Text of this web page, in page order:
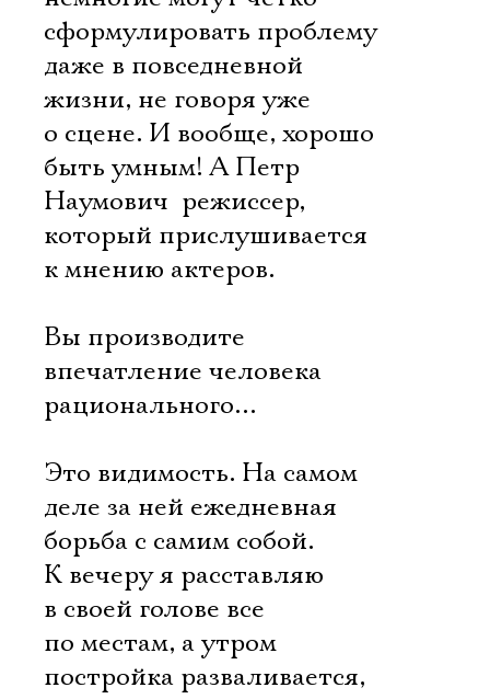
сформулировать проблему
даже в повседневной
жизни, не говоря уже
о сцене. И вообще, хорошо
быть умным! А Петр
Наумович  режиссер,
который прислушивается
к мнению актеров.
Вы производите
впечатление человека
рационального…
Это видимость. На самом
деле за ней ежедневная
борьба с самим собой.
К вечеру я расставляю
в своей голове все
по местам, а утром
постройка разваливается,